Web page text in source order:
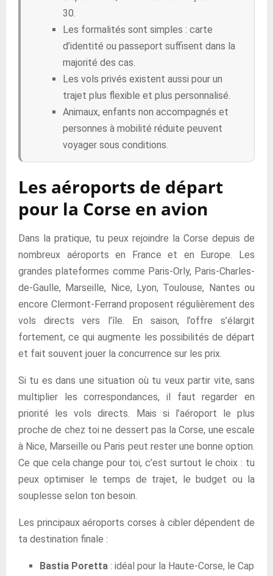
30.
Les formalités sont simples : carte
d’identité ou passeport suffisent dans la
majorité des cas.
Les vols privés existent aussi pour un
trajet plus flexible et plus personnalisé.
Animaux, enfants non accompagnés et
personnes à mobilité réduite peuvent
voyager sous conditions.
Les aéroports de départ
pour la Corse en avion
Dans la pratique, tu peux rejoindre la Corse depuis de
nombreux aéroports en France et en Europe. Les
grandes plateformes comme Paris-Orly, Paris-Charles-
de-Gaulle, Marseille, Nice, Lyon, Toulouse, Nantes ou
encore Clermont-Ferrand proposent régulièrement des
vols directs vers l’île. En saison, l’offre s’élargit
fortement, ce qui augmente les possibilités de départ
et fait souvent jouer la concurrence sur les prix.
Si tu es dans une situation où tu veux partir vite, sans
multiplier les correspondances, il faut regarder en
priorité les vols directs. Mais si l’aéroport le plus
proche de chez toi ne dessert pas la Corse, une escale
à Nice, Marseille ou Paris peut rester une bonne option.
Ce que cela change pour toi, c’est surtout le choix : tu
peux optimiser le temps de trajet, le budget ou la
souplesse selon ton besoin.
Les principaux aéroports corses à cibler dépendent de
ta destination finale :
Bastia Poretta : idéal pour la Haute-Corse, le Cap